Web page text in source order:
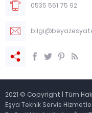
0535 561 75 92
2021 © Copyright | Tüm
Eşya Teknik Servis